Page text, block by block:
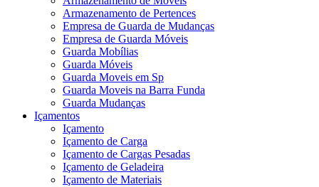
Armazenamento de Pertences
Empresa de Guarda de Mudanças
Empresa de Guarda Móveis
Guarda Mobílias
Guarda Móveis
Guarda Moveis em Sp
Guarda Moveis na Barra Funda
Guarda Mudanças
Içamentos
Içamento
Içamento de Carga
Içamento de Cargas Pesadas
Içamento de Geladeira
Içamento de Materiais